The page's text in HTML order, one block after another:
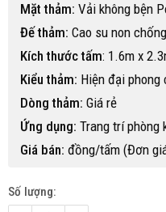
Mặt thảm: Vải không bện
Đế thảm: Cao su non
Kích thước tấm: 1.6m x
Kiểu thảm: Hiện đại phong
Dòng thảm: Giá rẻ
Ứng dụng: Trang trí phòng
Giá bán: đồng/tấm (Đơn
Số lượng: